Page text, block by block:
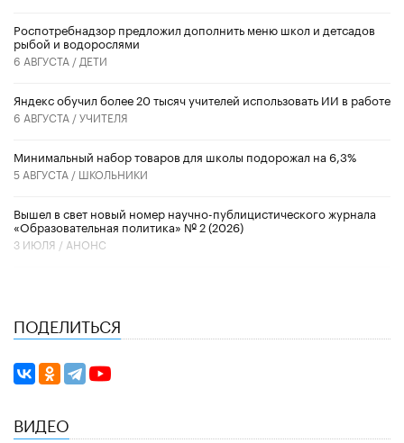
Роспотребнадзор предложил дополнить меню школ и детсадов
рыбой и водорослями
6 АВГУСТА / ДЕТИ
​Яндекс обучил более 20 тысяч учителей использовать ИИ в работе
6 АВГУСТА /УЧИТЕЛЯ
Минимальный набор товаров для школы подорожал на 6,3%
5 АВГУСТА / ШКОЛЬНИКИ
Вышел в свет новый номер научно-публицистического журнала
«Образовательная политика» № 2 (2026)
3 ИЮЛЯ / АНОНС
ПОДЕЛИТЬСЯ
ВИДЕО